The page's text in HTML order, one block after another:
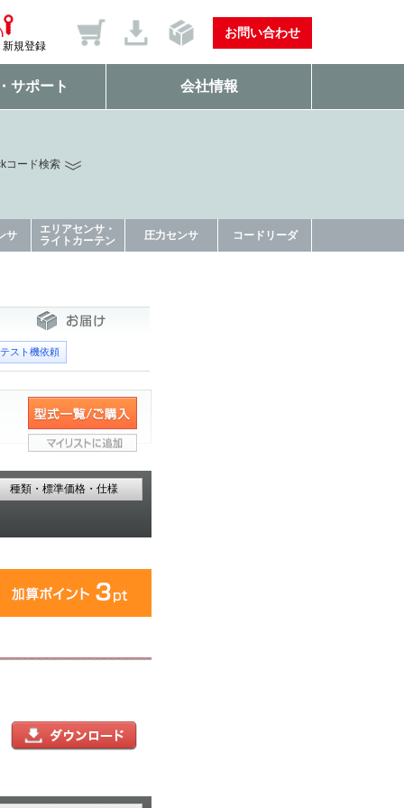
新規登録
お問い合わせ
サポート 会社情報
コード検索
サ
エリアセンサ・
ライトカーテン
圧力センサ コードリーダ
テスト機依頼
種類・標準価格・仕様